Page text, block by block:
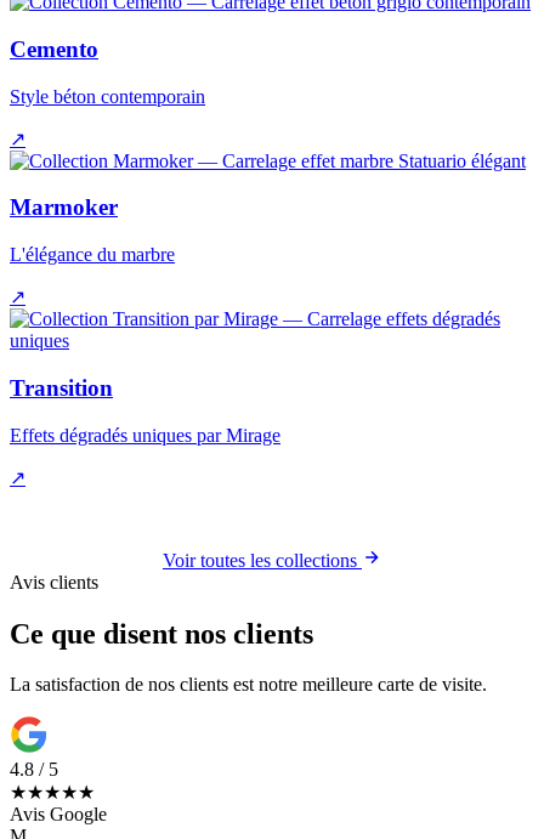
Cemento
Style béton contemporain
↗
Marmoker
L'élégance du marbre
↗
Transition
Effets dégradés uniques par Mirage
↗
Voir toutes les collections
Avis clients
Ce que disent nos clients
La satisfaction de nos clients est notre meilleure carte de visite.
4.8 / 5
★★★★★
Avis Google